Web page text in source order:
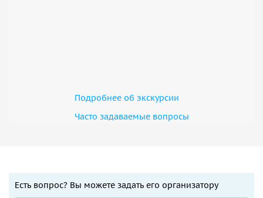
Подробнее об экскурсии
Часто задаваемые вопросы
Есть вопрос? Вы можете задать его организатору